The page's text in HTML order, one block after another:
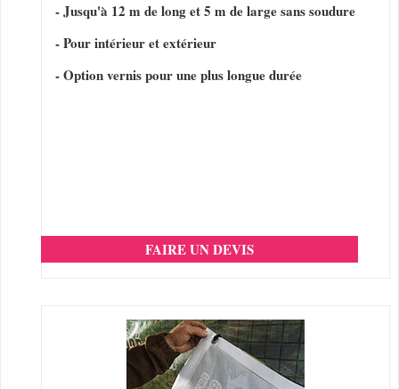
- Jusqu'à 12 m de long et 5 m de large sans soudure
- Pour intérieur et extérieur
- Option vernis pour une plus longue durée
FAIRE UN DEVIS